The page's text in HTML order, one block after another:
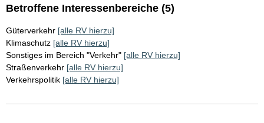
Betroffene Interessenbereiche (5)
Güterverkehr [alle RV hierzu]
Klimaschutz [alle RV hierzu]
Sonstiges im Bereich "Verkehr" [alle RV hierzu]
Straßenverkehr [alle RV hierzu]
Verkehrspolitik [alle RV hierzu]